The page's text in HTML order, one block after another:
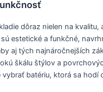
dôraz nielen na kvalitu,
estetické a funkčné,
aj tých najnáročnejších
škálu štýlov a
vybrať batériu, ktorá sa hodí